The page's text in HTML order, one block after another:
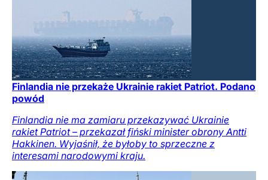
Finlandia nie przekaże Ukrainie rakiet Patriot. Podano
powód
Finlandia nie ma zamiaru przekazywać Ukrainie
rakiet Patriot – przekazał fiński minister obrony Antti
Hakkinen. Wyjaśnił, że byłoby to sprzeczne z
interesami narodowymi kraju.